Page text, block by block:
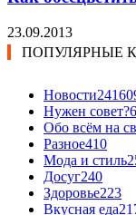
23.09.2013
ПОПУЛЯРНЫЕ
Новости24
Нужен совет?
Обо всём на
Разное410
Мода и стиль
Досуг240
Здоровье223
Вкусная еда